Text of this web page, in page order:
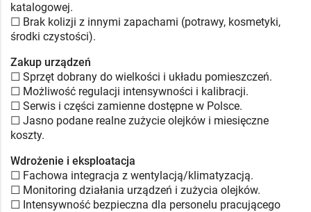
katalogowej.
☐ Brak kolizji z innymi zapachami (potrawy, kosmetyki,
środki czystości).
Zakup urządzeń
☐ Sprzęt dobrany do wielkości i układu pomieszczeń.
☐ Możliwość regulacji intensywności i kalibracji.
☐ Serwis i części zamienne dostępne w Polsce.
☐ Jasno podane realne zużycie olejków i miesięczne
koszty.
Wdrożenie i eksploatacja
☐ Fachowa integracja z wentylacją/klimatyzacją.
☐ Monitoring działania urządzeń i zużycia olejków.
☐ Intensywność bezpieczna dla personelu pracującego